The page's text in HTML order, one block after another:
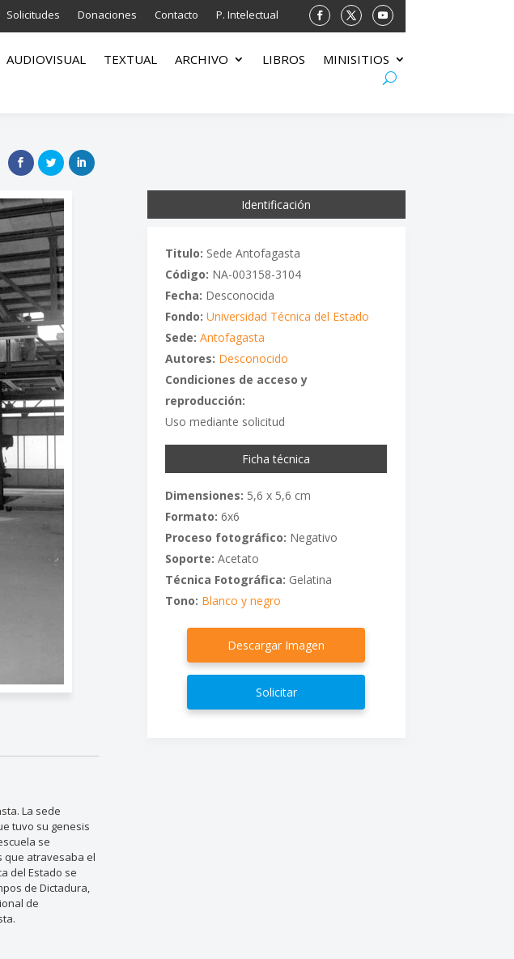
Solicitudes Donaciones Contacto P. Intelectual
AUDIOVISUAL TEXTUAL ARCHIVO LIBROS MINISITIOS
La sede
tuvo su genesis
se
que atravesaba el
del Estado se
de Dictadura,
de
Identificación
Titulo: Sede Antofagasta
Código: NA-003158-3104
Fecha: Desconocida
Fondo: Universidad Técnica del Estado
Sede: Antofagasta
Autores: Desconocido
Condiciones de acceso y
reproducción:
Uso mediante solicitud
Ficha técnica
Dimensiones: 5,6 x 5,6 cm
Formato: 6x6
Proceso fotográfico: Negativo
Soporte: Acetato
Técnica Fotográfica: Gelatina
Tono: Blanco y negro
Descargar Imagen
Solicitar